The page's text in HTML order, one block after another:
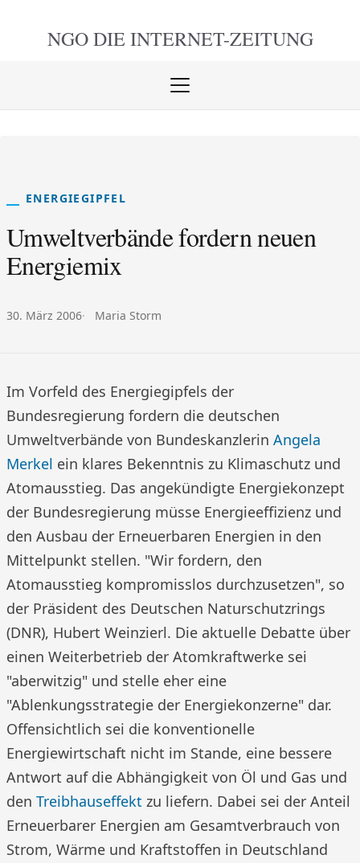
NGO DIE INTERNET-ZEITUNG
Menü
ENERGIEGIPFEL
Umweltverbände fordern neuen
Energiemix
Veröffentlicht am:
30. März 2006 Autor:
Maria Storm
Im Vorfeld des Energiegipfels der
Bundesregierung fordern die deutschen
Umweltverbände von Bundeskanzlerin Angela
Merkel ein klares Bekenntnis zu Klimaschutz und
Atomausstieg. Das angekündigte Energiekonzept
der Bundesregierung müsse Energieeffizienz und
den Ausbau der Erneuerbaren Energien in den
Mittelpunkt stellen. "Wir fordern, den
Atomausstieg kompromisslos durchzusetzen", so
der Präsident des Deutschen Naturschutzrings
(DNR), Hubert Weinzierl. Die aktuelle Debatte über
einen Weiterbetrieb der Atomkraftwerke sei
"aberwitzig" und stelle eher eine
"Ablenkungsstrategie der Energiekonzerne" dar.
Offensichtlich sei die konventionelle
Energiewirtschaft nicht im Stande, eine bessere
Antwort auf die Abhängigkeit von Öl und Gas und
den Treibhauseffekt zu liefern. Dabei sei der Anteil
Erneuerbarer Energien am Gesamtverbrauch von
Strom, Wärme und Kraftstoffen in Deutschland